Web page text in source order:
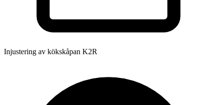
Injustering av kökskåpan K2R